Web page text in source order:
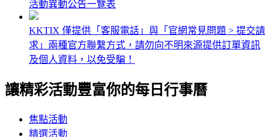
活動異動公告一覽表
KKTIX 僅提供「客服電話」與「官網常見問題 > 提交請
求」兩種官方聯繫方式，請勿向不明來源提供訂單資訊
及個人資料，以免受騙！
讓精彩活動豐富你的每日行事曆
焦點活動
精選活動